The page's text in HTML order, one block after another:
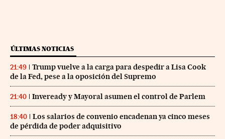
ÚLTIMAS NOTICIAS
21:49
Trump vuelve a la carga para despedir a Lisa Cook
de la Fed, pese a la oposición del Supremo
21:40 Inveready y Mayoral asumen el control de Parlem
18:40
Los salarios de convenio encadenan ya cinco meses
de pérdida de poder adquisitivo